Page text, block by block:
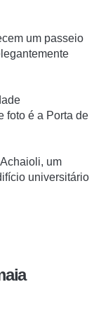
um passeio
foto é a Porta de
um
universitário